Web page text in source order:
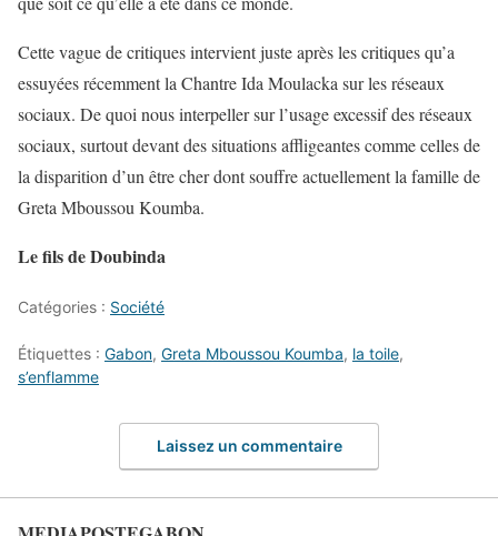
Cette vague de critiques intervient juste après les critiques qu’a
essuyées récemment la Chantre Ida Moulacka sur les réseaux
sociaux. De quoi nous interpeller sur l’usage excessif des réseaux
sociaux, surtout devant des situations affligeantes comme celles de
la disparition d’un être cher dont souffre actuellement la famille de
Greta Mboussou Koumba.
Le fils de Doubinda
Catégories : Société
Étiquettes : Gabon, Greta Mboussou Koumba, la toile,
s’enflamme
Laissez un commentaire